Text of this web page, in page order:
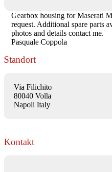
Gearbox housing for Maserati
request. Additional spare parts
photos and details contact me.
Pasquale Coppola
Standort
Via Filichito
80040 Volla
Napoli Italy
Kontakt